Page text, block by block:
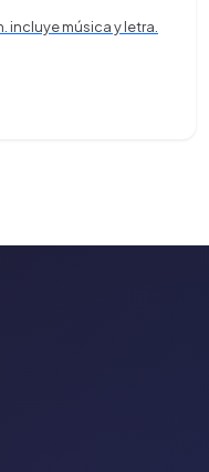
música y letra.